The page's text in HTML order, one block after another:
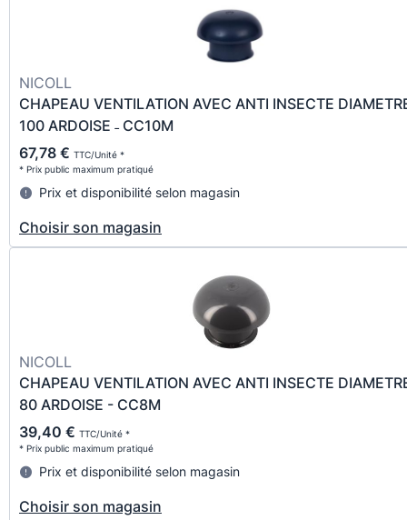
NICOLL
CHAPEAU VENTILATION AVEC ANTI INSECTE
100 ARDOISE ˗ CC10M
67,78 € TTC/Unité *
* Prix public maximum pratiqué
Prix et disponibilité selon magasin
Choisir son magasin
NICOLL
CHAPEAU VENTILATION AVEC ANTI INSECTE
80 ARDOISE - CC8M
39,40 € TTC/Unité *
* Prix public maximum pratiqué
Prix et disponibilité selon magasin
Choisir son magasin